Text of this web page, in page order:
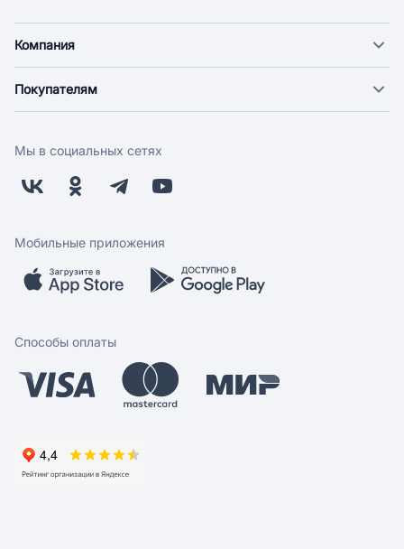
Компания
Новости
Поставщикам
Заводчикам
Обратная связь
Покупателям
Оплата
Бонусная программа
Скидки и акции
Мобильное приложение
Мы в социальных сетях
Мобильные приложения
Способы оплаты